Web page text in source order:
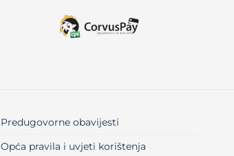
Predugovorne obavijesti
Opća pravila i uvjeti korištenja